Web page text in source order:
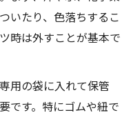
いたり、色落ちするこ
時は外すことが基本で
用の袋に入れて保管
です。特にゴムや紐で